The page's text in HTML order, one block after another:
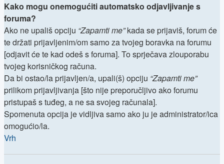
Kako mogu onemogućiti automatsko odjavljivanje s
foruma?
Ako ne upališ opciju “Zapamti me”kada se prijaviš, forum će
te držati prijavljenim/om samo za tvojeg boravka na forumu
[odjavit će te kad odeš s foruma]. To sprječava zlouporabu
tvojeg korisničkog računa.
Da bi ostao/la prijavljen/a, upali(š) opciju “Zapamti me”
prilikom prijavljivanja [što nije preporučljivo ako forumu
pristupaš s tuđeg, a ne sa svojeg računala].
Spomenuta opcija je vidljiva samo ako ju je administrator/ica
omogućio/la.
Vrh